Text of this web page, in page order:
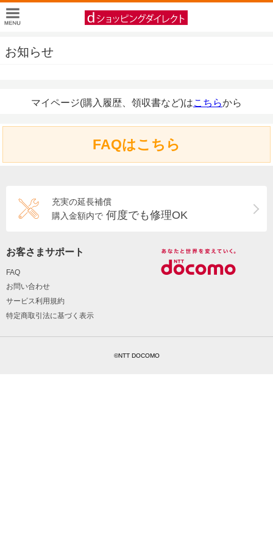
お知らせ
マイページ(購入履歴、領収書など)はこちらから
FAQはこちら
充実の延長補償
購入金額内で 何度でも修理OK
お客さまサポート
FAQ
お問い合わせ
サービス利用規約
特定商取引法に基づく表示
©NTT DOCOMO